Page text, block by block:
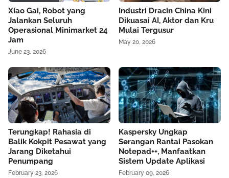
Xiao Gai, Robot yang
Jalankan Seluruh
Operasional Minimarket 24
Jam
June 23, 2026
Industri Dracin China Kini
Dikuasai AI, Aktor dan Kru
Mulai Tergusur
May 20, 2026
Terungkap! Rahasia di
Balik Kokpit Pesawat yang
Jarang Diketahui
Penumpang
February 23, 2026
Kaspersky Ungkap
Serangan Rantai Pasokan
Notepad++, Manfaatkan
Sistem Update Aplikasi
February 09, 2026